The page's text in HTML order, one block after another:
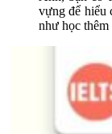
vựng để hiểu
như học thêm